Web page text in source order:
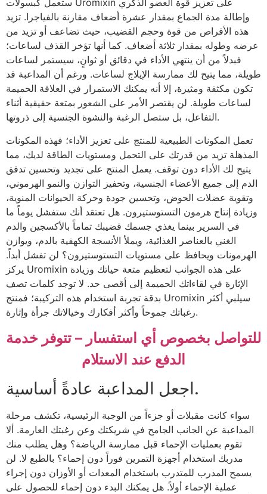
ستعمل كبسولات Uromixin على تعزيز قوة العضو الذكري
وإطالة مدة الجماع بمقدار عشرة أضعاف مقارنة بالفياجرا. تزيد
هذه الأقراص من قوة وحجم القضيب، حيث تضاعف أو تزيد من
عرضه وطوله بمقدار ثلاثة أضعاف. كما أنها تؤخر القذف لساعات؛
فبدلاً من أن ينتهي الأداء في دقائق أو ثوانٍ، سيستمر لساعات
طويلة، مما يتيح لك ممارسة الإيلاج لساعات. ورغم أن المداعبة قد
تكون مكثفة ومثيرة، إلا أنه يمكنك الاستمرار في العلاقة الحميمة
لساعات طويلة. لن يقتصر الأمر على الشعور بمتعة حقيقية أثناء
التفاعل، بل ستصل الرغبة والنشوة الجنسية إلى ذروتها.
تعمل المكونات الطبيعية للمنتج على تعزيز الأداء؛ فهذه المكونات
المذهلة تزيد من قدرتك على التحمل ومستويات الطاقة لديك، مما
يتيح لك الأداء دون توقف. يعمل المنتج على تجديد وتحسين تدفق
الدم إلى جميع الأعضاء الجنسية، وتحفيز التوازن والنمو الهرموني،
وتقوية عضلات الحوض، وتحسين جودة وحركة الحيوانات المنوية،
وزيادة إنتاج هرمون التستوستيرون. هل تعتقد أنك ستفشل يوماً ما
في السرير بينما يغذي جسمك قضيبك تماماً بالأكسجين والدم
الغني بالعناصر الغذائية، ويملأ الأنسجة الكهفية بالدم، ويوازن
الهرمونات ويحافظ على مستويات التستوستيرون؟ لن تفشل أبداً.
يركز Uromixin على هذه الجوانب لتعظيم متعة حياتك وزيادة
الإثارة في لقاءاتك الحميمة إلى أقصى حد. لا توجد كلمات تصف
بدقة تجربة استخدام هذه التركيبة؛ فمنتج Uromixin سيلبي أكثر
رغباتك جموحاً وأكثر أفكارك وخيالاتك جرأة وإثارة.
للتواصل بخصوص أي استفسار – تتوفر خدمة
الدفع عند الاستلام
اجعل المداعبة عادةً أساسية.
سواء كانت مقبلات أو جزءاً من الوجبة الرئيسية، تكشف مرحلة
المداعبة عن الجانب الجامح في شريكتك وعن رغبتك العارمة. ألا
تقوم بعمليات الإحماء قبل ممارسة الرياضة؟ وهل يطلب منك
مدربك استخدام أجهزة التمرين فوراً دون إحماء؟ بالطبع لا. لن
يسمح المدرب للمتدرب باستخدام المعدات أو الأوزان دون إجراء
عملية الإحماء أولاً. هل يمكنك البدء دون إحماء للحصول على